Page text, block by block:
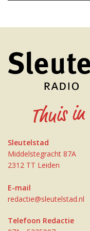
Sleutelstad
Middelstegracht 87A
2312 TT Leiden
E-mail
redactie@sleutelstad.nl
Telefoon Redactie